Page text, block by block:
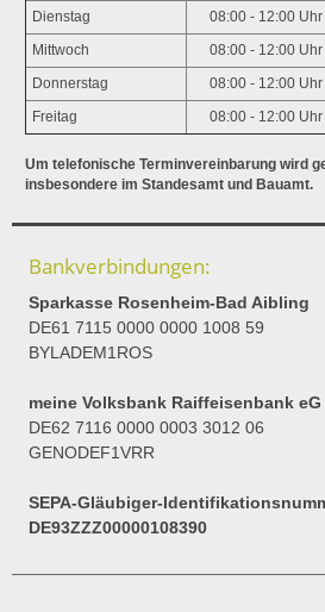
Dienstag 08:00 - 12:00 Uhr
Mittwoch 08:00 - 12:00 Uhr
Donnerstag 08:00 - 12:00 Uhr
Freitag 08:00 - 12:00 Uhr
Um telefonische Terminvereinbarung wird
insbesondere im Standesamt und Bauamt.
Bankverbindungen:
Sparkasse Rosenheim-Bad Aibling
DE61 7115 0000 0000 1008 59
BYLADEM1ROS
meine Volksbank Raiffeisenbank eG
DE62 7116 0000 0003 3012 06
GENODEF1VRR
SEPA-Gläubiger-
DE93ZZZ00000108390